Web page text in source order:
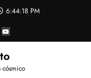
6:44:18 PM